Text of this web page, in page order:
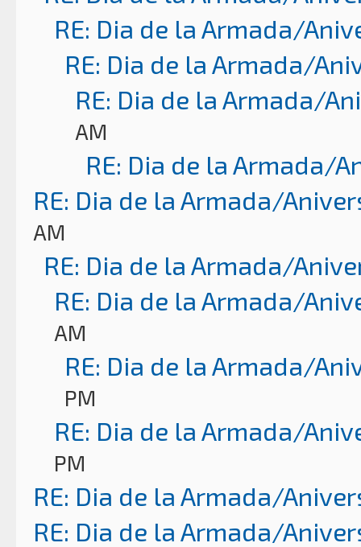
RE: Dia de la Armada/
RE: Dia de la Armada/
RE: Dia de la Armada/
AM
RE: Dia de la Armada/
RE: Dia de la Armada/
AM
RE: Dia de la Armada/
RE: Dia de la Armada/
AM
RE: Dia de la Armada/
PM
RE: Dia de la Armada/
PM
RE: Dia de la Armada/
RE: Dia de la Armada/